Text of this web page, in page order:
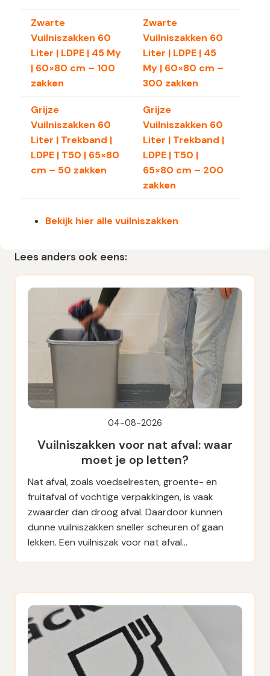
Zwarte
Vuilniszakken 60
Liter | LDPE | 45 My
| 60×80 cm – 100
zakken
Zwarte
Vuilniszakken 60
Liter | LDPE | 45
My | 60×80 cm –
300 zakken
Grijze
Vuilniszakken 60
Liter | Trekband |
LDPE | T50 | 65×80
cm – 50 zakken
Grijze
Vuilniszakken 60
Liter | Trekband |
LDPE | T50 |
65×80 cm – 200
zakken
Bekijk hier alle vuilniszakken
Lees anders ook eens:
04-08-2026
Vuilniszakken voor nat afval: waar
moet je op letten?
Nat afval, zoals voedselresten, groente- en
fruitafval of vochtige verpakkingen, is vaak
zwaarder dan droog afval. Daardoor kunnen
dunne vuilniszakken sneller scheuren of gaan
lekken. Een vuilniszak voor nat afval…